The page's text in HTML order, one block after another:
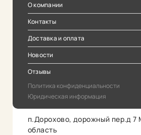
О компании
Контакты
Доставка и оплата
Новости
Отзывы
Политика конфиденциальности
Юридическая информация
п.Дорохово, дорожный пер.д 7
область